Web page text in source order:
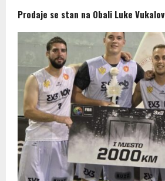
Prodaje se stan na Obali Luke